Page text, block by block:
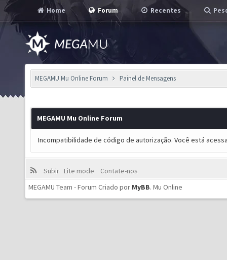
Home Forum Recentes
MEGAMU Mu Online Forum Painel de Mensagens
MEGAMU Mu Online Forum
Incompatibilidade de código de autorização. Você está
Subir Lite mode
Contate-nos
MEGAMU Team - Forum Criado por MyBB. Mu Online